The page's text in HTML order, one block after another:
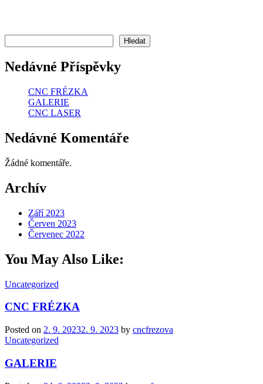
Hledat
Nedávné Příspěvky
CNC FRÉZKA
GALERIE
CNC LASER
Nedávné Komentáře
Žádné komentáře.
Archív
Září 2023
Červen 2023
Červenec 2022
You May Also Like:
Categories
Uncategorized
CNC FRÉZKA
Posted on 2. 9. 20232. 9. 2023 by cncfrezova
Categories
Uncategorized
GALERIE